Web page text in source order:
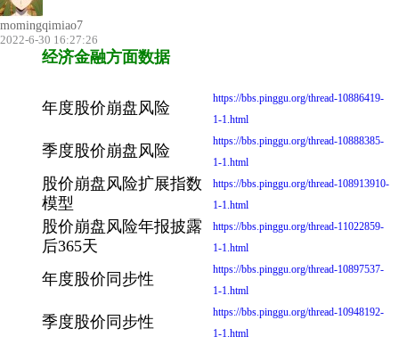
momingqimiao7
2022-6-30 16:27:26
经济金融方面数据
年度股价崩盘风险
https://bbs.pinggu.org/thread-10886419-
1-1.html
季度股价崩盘风险
https://bbs.pinggu.org/thread-10888385-
1-1.html
股价崩盘风险扩展指数
模型
https://bbs.pinggu.org/thread-108913910-
1-1.html
股价崩盘风险年报披露
后365天
https://bbs.pinggu.org/thread-11022859-
1-1.html
年度股价同步性
https://bbs.pinggu.org/thread-10897537-
1-1.html
季度股价同步性
https://bbs.pinggu.org/thread-10948192-
1-1.html